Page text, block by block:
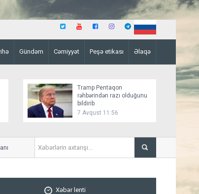
Gündəm Cəmiyyət Peşə etikası Əlaqə
Tramp Pentaqon
rəhbərindən razı olduğunu
bildirib
7 Avqust 11:56
Mirziyoyev və Tramp
ediblər
Xəbər lenti